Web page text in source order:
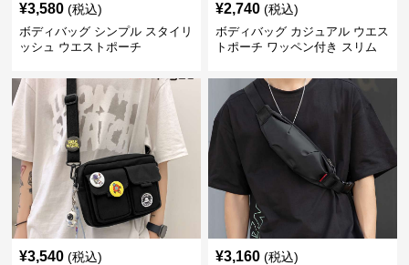
¥3,580 (税込)
ボディバッグ シンプル スタイリ
ッシュ ウエストポーチ
¥2,740 (税込)
ボディバッグ カジュアル ウエス
トポーチ ワッペン付き スリム
¥3,540 (税込) ¥3,160 (税込)